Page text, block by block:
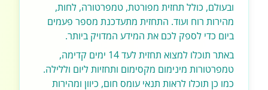
ובעולם, כולל תחזית מפורטת, טמפרטורה, לחות,
מהירות רוח ועוד. התחזית מתעדכנת מספר פעמים
ביום כדי לספק לכם את המידע המדויק ביותר.
באתר תוכלו למצוא תחזית לעד 14 ימים קדימה,
טמפרטורות מינימום מקסימום ותחזיות ליום וללילה.
כמו כן תוכלו לראות תנאי עומס חום, כיוון ומהירות